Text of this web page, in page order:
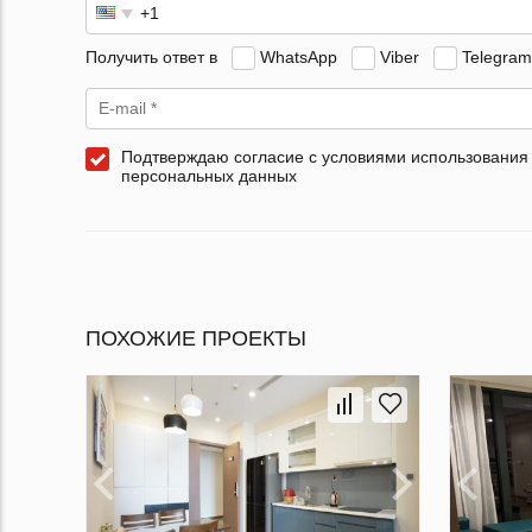
Получить ответ в WhatsApp Viber Telegram
Подтверждаю согласие с условиями использования
персональных данных
ПОХОЖИЕ ПРОЕКТЫ